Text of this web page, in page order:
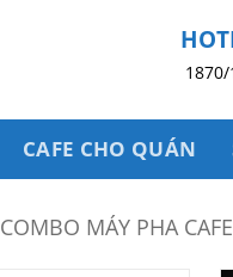
CAFE CHO QUÁN
COMBO MÁY PHA CAFE